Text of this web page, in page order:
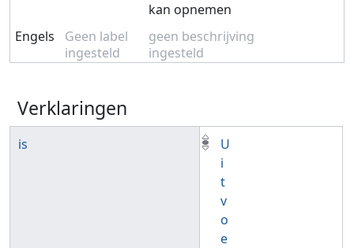
kan opnemen
Engels
Geen label
ingesteld
geen beschrijving
ingesteld
Verklaringen
is
U
i
t
v
o
e